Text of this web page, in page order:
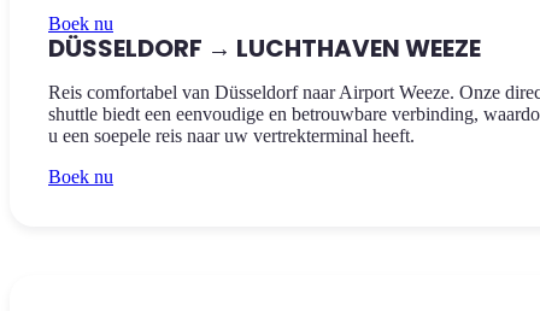
Boek nu
DÜSSELDORF → LUCHTHAVEN WEEZE
Reis comfortabel van Düsseldorf naar Airport Weeze. Onze
shuttle biedt een eenvoudige en betrouwbare verbinding,
u een soepele reis naar uw vertrekterminal heeft.
Boek nu